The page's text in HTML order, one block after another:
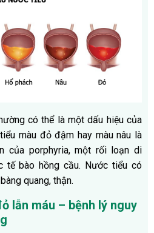
có thể là một dấu hiệu của
màu đỏ đậm hay màu nâu là
của porphyria, một rối loạn di
tế bào hồng cầu. Nước tiểu có
quang, thận.
lẫn máu – bệnh lý nguy